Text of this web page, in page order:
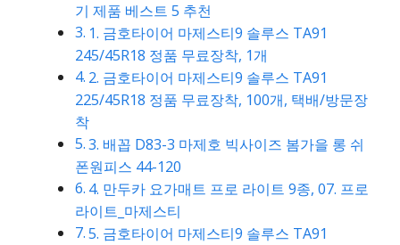
기 제품 베스트 5 추천
1. 금호타이어 마제스티9 솔루스 TA91
245/45R18 정품 무료장착, 1개
2. 금호타이어 마제스티9 솔루스 TA91
225/45R18 정품 무료장착, 100개, 택배/방문장
착
3. 배꼽 D83-3 마제호 빅사이즈 봄가을 롱 쉬
폰원피스 44-120
4. 만두카 요가매트 프로 라이트 9종, 07. 프로
라이트_마제스티
5. 금호타이어 마제스티9 솔루스 TA91